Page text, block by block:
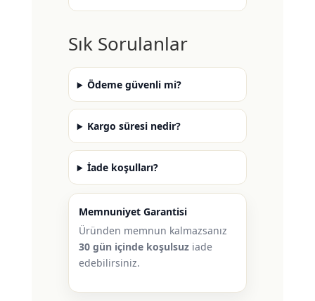
Sık Sorulanlar
Ödeme güvenli mi?
Kargo süresi nedir?
İade koşulları?
Memnuniyet Garantisi
Üründen memnun kalmazsanız
30 gün içinde koşulsuziade
edebilirsiniz.